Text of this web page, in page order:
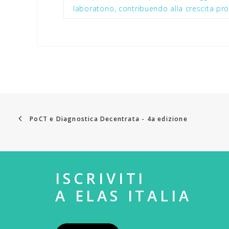
laboratorio, contribuendo alla crescita
PoCT e Diagnostica Decentrata - 4a edizione
ISCRIVITI
A ELAS ITALIA